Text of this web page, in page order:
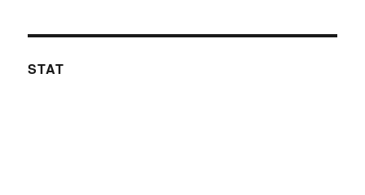
STAT